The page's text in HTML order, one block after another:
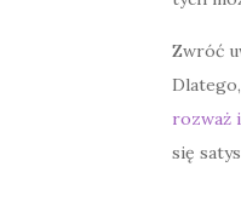
Zwróć
rozważ
się